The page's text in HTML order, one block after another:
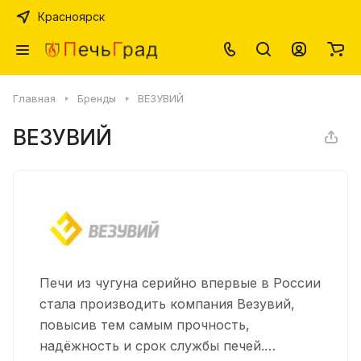
Красноярск
Главная Бренды ВЕЗУВИЙ
ВЕЗУВИЙ
Печи из чугуна серийно впервые в России
стала производить компания Везувий,
повысив тем самым прочность,
надёжность и срок службы печей.